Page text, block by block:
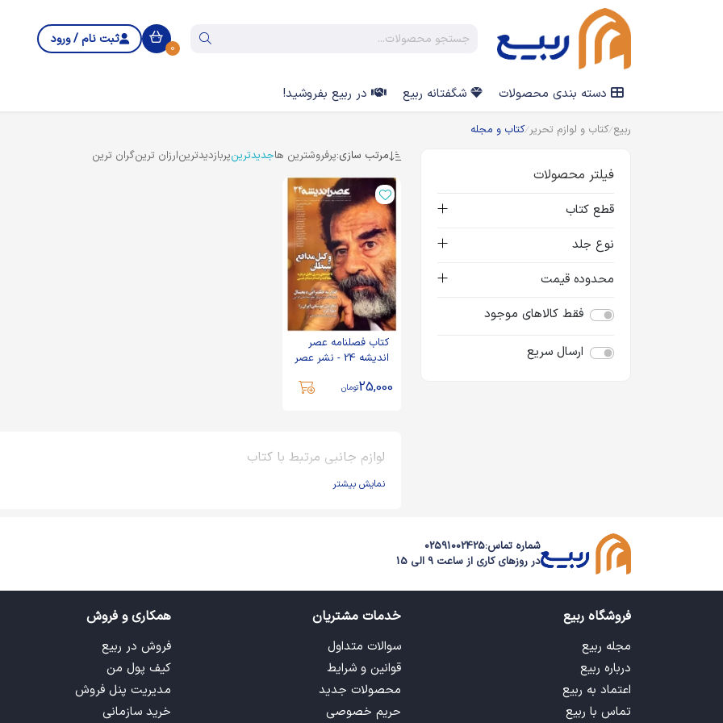
0
ثبت نام / ورود
دسته بندی محصولات شگفتانه ربیع در ربیع بفروشید!
ربیع کتاب و لوازم تحریر کتاب و مجله
فیلتر محصولات
قطع کتاب
نوع جلد
محدوده قیمت
فقط کالاهای موجود
ارسال سریع
مرتب سازی:پرفروشترین هاجدیدترینپربازدیدترینارزان ترینگران ترین
کتاب فصلنامه عصر
اندیشه 24 - نشر عصر
25,000تومان
لوازم جانبی مرتبط با کتاب
نمایش بیشتر
شماره تماس:02591002425
در روزهای کاری از ساعت 9 الی 15
فروشگاه ربیع
مجله ربیع
درباره ربیع
اعتماد به ربیع
تماس با ربیع
خدمات مشتریان
سوالات متداول
قوانین و شرایط
محصولات جدید
حریم خصوصی
همکاری و فروش
فروش در ربیع
کیف پول من
مدیریت پنل فروش
خرید سازمانی